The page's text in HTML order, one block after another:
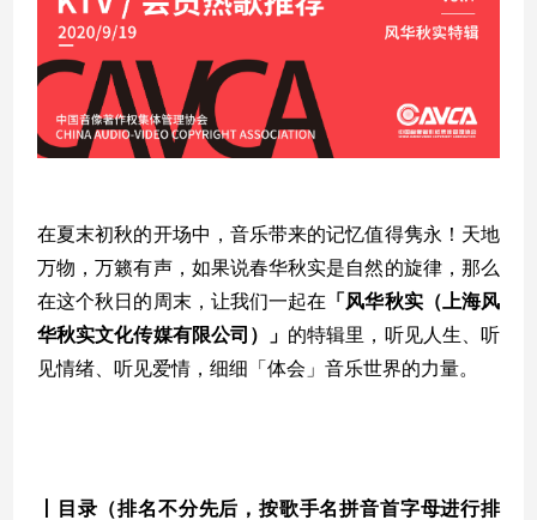
在夏末初秋的开场中，音乐带来的记忆值得隽永！天地
万物，万籁有声，如果说春华秋实是自然的旋律，那么
在这个秋日的周末，让我们一起在 「风华秋实（上海风
华秋实文化传媒有限公司）」 的特辑里，听见人生、听
见情绪、听见爱情，细细「体会」音乐世界的力量。
丨目录（排名不分先后，按歌手名拼音首字母进行排